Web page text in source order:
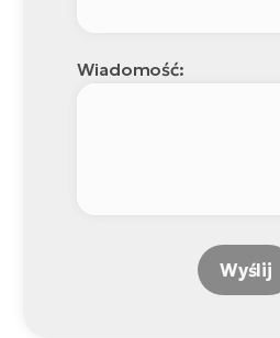
Wiadomość:
Wyślij